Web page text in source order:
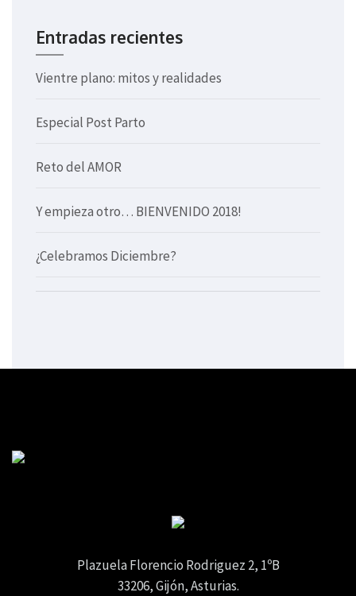
Entradas recientes
Vientre plano: mitos y realidades
Especial Post Parto
Reto del AMOR
Y empieza otro… BIENVENIDO 2018!
¿Celebramos Diciembre?
Plazuela Florencio Rodriguez 2, 1ºB
33206, Gijón, Asturias.